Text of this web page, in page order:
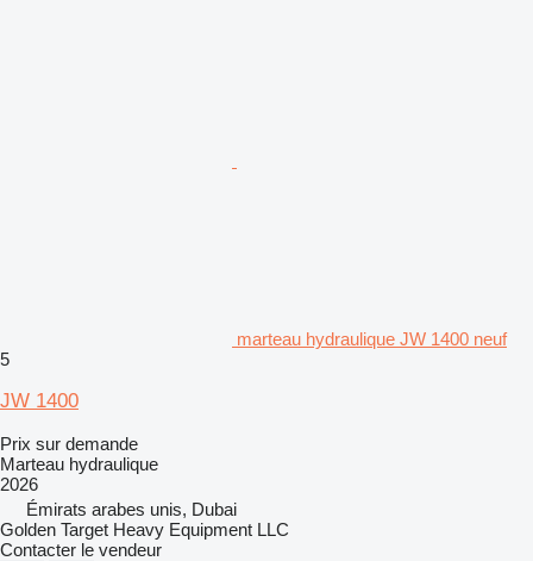
marteau hydraulique JW 1400 neuf
5
JW 1400
Prix sur demande
Marteau hydraulique
2026
Émirats arabes unis, Dubai
Golden Target Heavy Equipment LLC
Contacter le vendeur